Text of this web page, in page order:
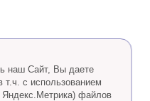
наш Сайт, Вы даете
т.ч. с использованием
Яндекс.Метрика) файлов